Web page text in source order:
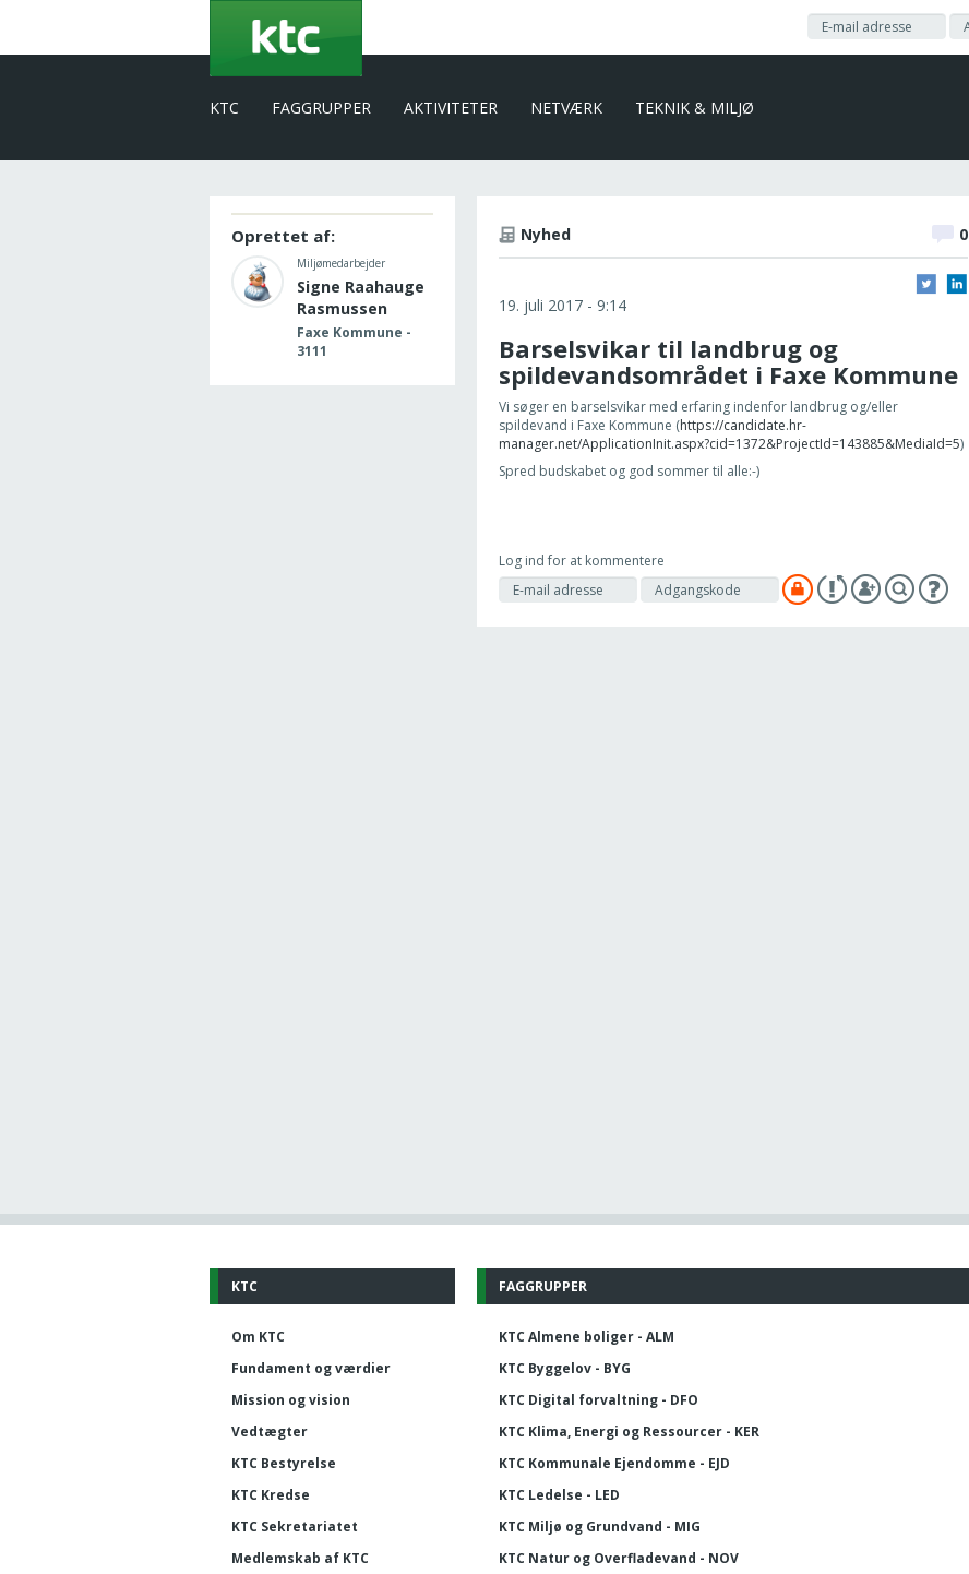
KTC FAGGRUPPER AKTIVITETER NETVÆRK TEKNIK & MILJØ
Oprettet af:
Miljømedarbejder
Signe Raahauge
Rasmussen
Faxe Kommune -
3111
Nyhed 0
19. juli 2017 - 9:14
Barselsvikar til landbrug og
spildevandsområdet i Faxe Kommune
Vi søger en barselsvikar med erfaring indenfor landbrug og/eller
spildevand i Faxe Kommune (https://candidate.hr-
manager.net/ApplicationInit.aspx?cid=1372&ProjectId=143885&MediaId=5)
Spred budskabet og god sommer til alle:-)
Log ind for at kommentere
KTC
Om KTC
Fundament og værdier
Mission og vision
Vedtægter
KTC Bestyrelse
KTC Kredse
KTC Sekretariatet
Medlemskab af KTC
FAGGRUPPER
KTC Almene boliger - ALM
KTC Byggelov - BYG
KTC Digital forvaltning - DFO
KTC Klima, Energi og Ressourcer - KER
KTC Kommunale Ejendomme - EJD
KTC Ledelse - LED
KTC Miljø og Grundvand - MIG
KTC Natur og Overfladevand - NOV